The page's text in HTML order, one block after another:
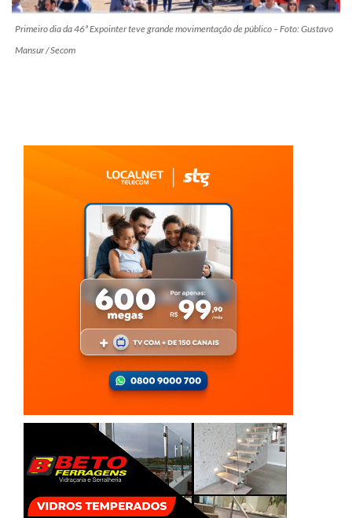
Primeiro dia da 46ª Expointer teve grande movimentação de público – Foto: Gustavo
Mansur / Secom